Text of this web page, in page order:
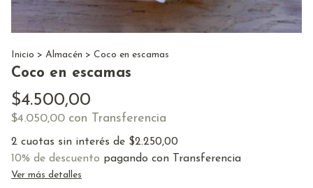
Inicio > Almacén > Coco en escamas
Coco en escamas
$4.500,00
$4.050,00 con Transferencia
2 cuotas sin interés de $2.250,00
10% de descuento pagando con Transferencia
Ver más detalles